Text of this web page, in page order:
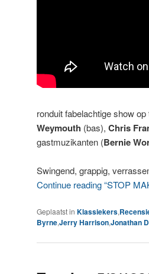
ronduit fabelachtige show
Weymouth (bas), Chris
gastmuzikanten (Bernie
Swingend, grappig,
Continue reading “STOP
Geplaatst in Klassiekers,
Byrne,Jerry Harrison,Jonathan